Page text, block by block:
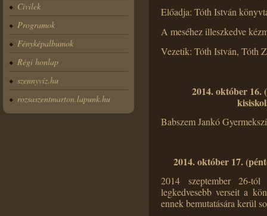
Civilek
Programok
Fényképalbumok
Régi honlap
szennyvíz.hu
rozsaszentmarton.lapunk.hu
Előadja: Tóth István
A meséhez illeszkedve
Vezetik: Tóth István, Tóth
2014. október 16.
Babszem Jankó
2014. október 17.
2014 szeptember 26-
legkedvesebb verseit a
ennek bemutatására kerül